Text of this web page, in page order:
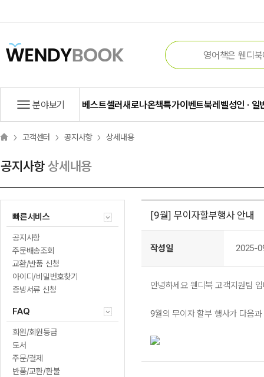
분야보기 베스트셀러새로나온책특가이벤트북레벨성인 · 일
고객센터 공지사항 상세내용
공지사항상세내용
빠른서비스
공지사항
주문배송조회
교환/반품 신청
아이디/비밀번호찾기
증빙서류 신청
FAQ
회원/회원등급
도서
주문/결제
반품/교환/환불
[9월] 무이자할부행사 안내
작성일 2025-
안녕하세요 웬디북 고객지원팀
9월의 무이자 할부 행사가 다음